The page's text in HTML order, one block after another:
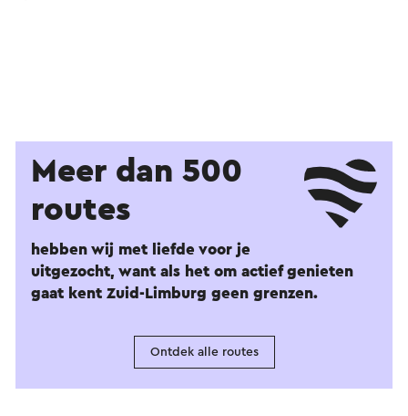
Meer dan 500
routes
hebben wij met liefde voor je
uitgezocht, want als het om actief genieten
gaat kent Zuid-Limburg geen grenzen.
Ontdek alle routes